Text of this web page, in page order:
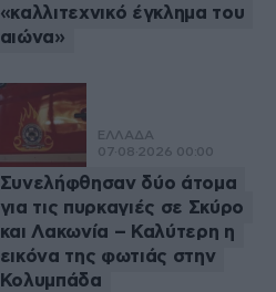
«καλλιτεχνικό έγκλημα του
αιώνα»
ΕΛΛΑΔΑ
07·08·2026 00:00
Συνελήφθησαν δύο άτομα
για τις πυρκαγιές σε Σκύρο
και Λακωνία – Καλύτερη η
εικόνα της φωτιάς στην
Κολυμπάδα